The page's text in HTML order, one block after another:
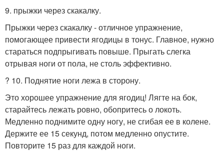
9. прыжки через скакалку.
Прыжки через скакалку - отличное упражнение,
помогающее привести ягодицы в тонус. Главное, нужно
стараться подпрыгивать повыше. Прыгать слегка
отрывая ноги от пола, не столь эффективно.
? 10. Поднятие ноги лежа в сторону.
Это хорошее упражнение для ягодиц! Лягте на бок,
старайтесь лежать ровно, обопритесь о локоть.
Медленно поднимите одну ногу, не сгибая ее в колене.
Держите ее 15 секунд, потом медленно опустите.
Повторите 15 раз для каждой ноги.